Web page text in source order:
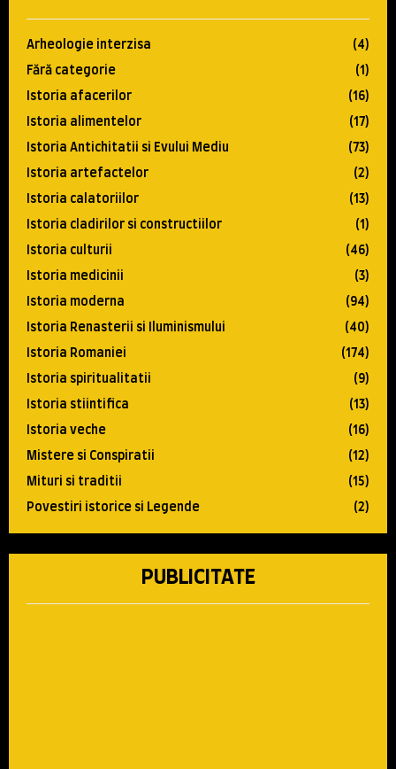
Arheologie interzisa (4)
Fără categorie (1)
Istoria afacerilor (16)
Istoria alimentelor (17)
Istoria Antichitatii si Evului Mediu (73)
Istoria artefactelor (2)
Istoria calatoriilor (13)
Istoria cladirilor si constructiilor (1)
Istoria culturii (46)
Istoria medicinii (3)
Istoria moderna (94)
Istoria Renasterii si Iluminismului (40)
Istoria Romaniei (174)
Istoria spiritualitatii (9)
Istoria stiintifica (13)
Istoria veche (16)
Mistere si Conspiratii (12)
Mituri si traditii (15)
Povestiri istorice si Legende (2)
PUBLICITATE